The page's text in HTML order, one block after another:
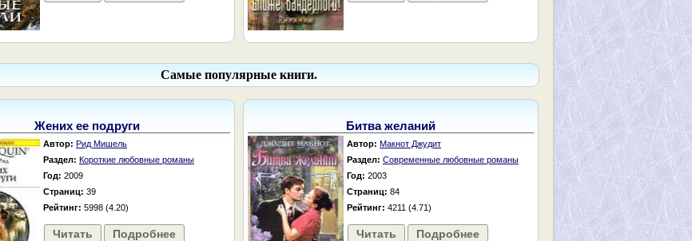
Самые популярные книги.
Жених ее подруги
Автор: Рид Мишель
Раздел: Короткие любовные романы
Год: 2009
Страниц: 39
Рейтинг: 5998 (4.20)
Читать Подробнее
Битва желаний
Автор: Макнот Джудит
Раздел: Современные любовные романы
Год: 2003
Страниц: 84
Рейтинг: 4211 (4.71)
Читать Подробнее